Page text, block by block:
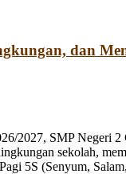
dan
2027, SMP Negeri
sekolah,
5S (Senyum,